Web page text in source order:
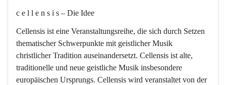
c e l l e n s i s – Die Idee
Cellensis ist eine Veranstaltungsreihe, die sich durch Setzen
thematischer Schwerpunkte mit geistlicher Musik
christlicher Tradition auseinandersetzt. Cellensis ist alte,
traditionelle und neue geistliche Musik insbesondere
europäischen Ursprungs. Cellensis wird veranstaltet von der